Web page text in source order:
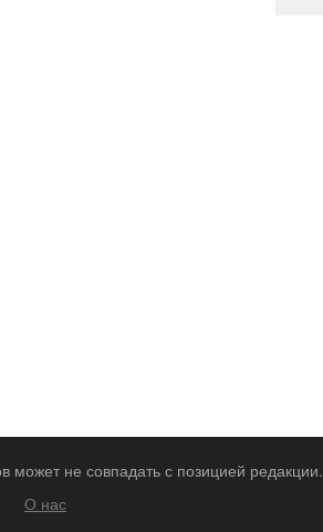
не совпадать с позицией редакции.
О нас